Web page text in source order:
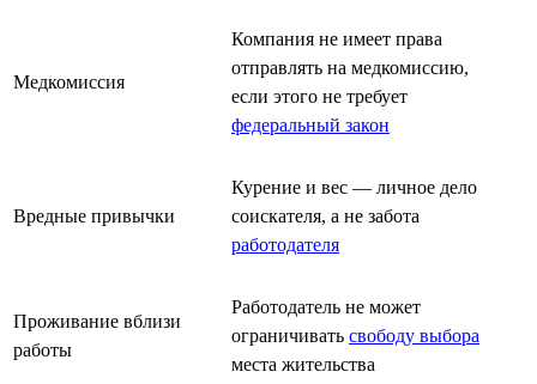
Медкомиссия
Компания не имеет права
отправлять на медкомиссию,
если этого не требует
федеральный закон
Вредные привычки
Курение и вес — личное дело
соискателя, а не забота
работодателя
Проживание вблизи
работы
Работодатель не может
ограничивать свободу выбора
места жительства